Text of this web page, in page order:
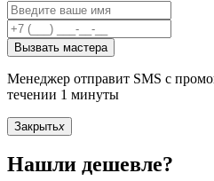
Вызвать мастера
Менеджер отправит SMS с
течении 1 минуты
Закрытьx
Нашли дешевле?